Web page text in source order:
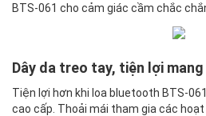
BTS-061 cho cảm giác cầm chắc
Dây da treo tay, tiện lợi
Tiện lợi hơn khi loa bluetooth BTS-
cao cấp. Thoải mái tham gia các